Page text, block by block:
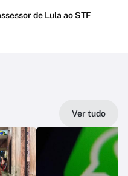
de Lula ao STF
Ver tudo